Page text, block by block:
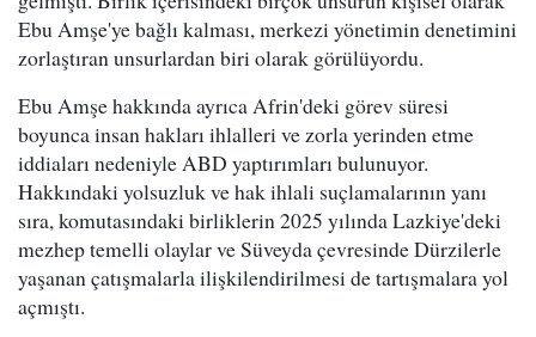
Ebu Amşe'ye bağlı kalması, merkezi yönetimin denetimini
zorlaştıran unsurlardan biri olarak görülüyordu.
Ebu Amşe hakkında ayrıca Afrin'deki görev süresi
boyunca insan hakları ihlalleri ve zorla yerinden etme
iddiaları nedeniyle ABD yaptırımları bulunuyor.
Hakkındaki yolsuzluk ve hak ihlali suçlamalarının yanı
sıra, komutasındaki birliklerin 2025 yılında Lazkiye'deki
mezhep temelli olaylar ve Süveyda çevresinde Dürzilerle
yaşanan çatışmalarla ilişkilendirilmesi de tartışmalara yol
açmıştı.